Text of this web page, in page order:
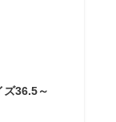
ズ36.5～